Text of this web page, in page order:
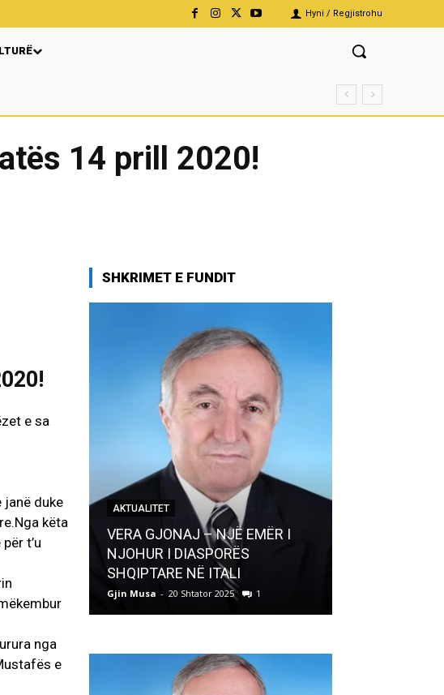
Hyni / Regjistrohu
14 prill 2020!
e sa
janë duke
këta
t’u
nga
e
SHKRIMET E FUNDIT
AKTUALITET
VERA GJONAJ – NJË EMËR I
NJOHUR I DIASPORËS
SHQIPTARE NË ITALI
Gjin Musa - 20 Shtator 2025 1